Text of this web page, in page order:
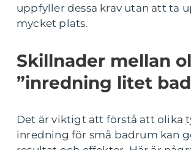
uppfyller dessa krav utan att ta
mycket plats.
Skillnader mellan
”inredning litet
Det är viktigt att förstå att olika
inredning för små badrum kan